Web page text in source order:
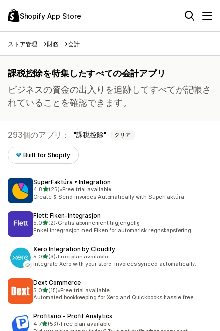
Shopify App Store
ストア管理 財務 会計
課税控除を特集したすべての会計アプリ
ビジネスの資金の出入りを追跡してすべてが記帳さ
れていることを確認できます。
293個のアプリ： 課税控除 クリア
Built for Shopify
SuperFaktúra • Integration
4.85つ星中
(26)
合計レビュー数：26件
•Free trial available
Create & Send invoices Automatically with SuperFaktúra
Flett: Fiken‑integrasjon
5.05つ星中
(2)
合計レビュー数：2件
•Gratis abonnement tilgjengelig
Enkel integrasjon med Fiken for automatisk regnskapsføring.
Xero Integration by Cloudify
5.05つ星中
(3)
合計レビュー数：3件
•Free plan available
Integrate Xero with your store. Invoices synced automatically.
Dext Commerce
5.05つ星中
(15)
合計レビュー数：15件
•Free trial available
Automated bookkeeping for Xero and Quickbooks hassle free.
Profitario ‑ Profit Analytics
4.75つ星中
(53)
合計レビュー数：53件
•Free plan available